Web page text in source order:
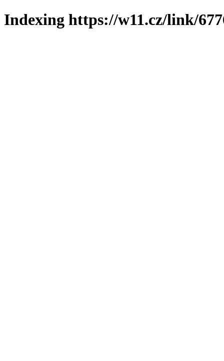
Indexing https://w11.cz/link/